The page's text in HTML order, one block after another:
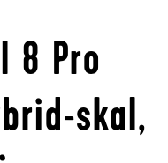
8 Pro
skal,